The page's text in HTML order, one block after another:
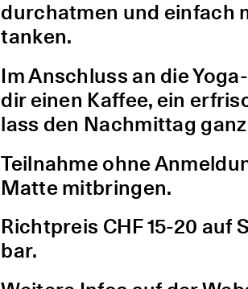
durchatmen und einfach
tanken.
Im Anschluss an die
dir einen Kaffee, ein
lass den Nachmittag
Teilnahme ohne
Matte mitbringen.
Richtpreis CHF 15-20 auf
bar.